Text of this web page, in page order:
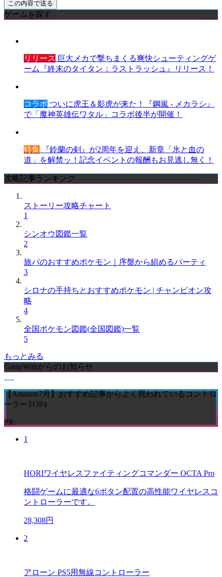
ゲームを探す
リリース 巨大メカで撃ちまくる爽快シューティングゲ
ーム『終末のタイタン：ラストラッシュ』リリース！
コラボ ついに虎王＆影虎が来た！『鋼嵐 - メカラシ』
で「魔神英雄伝ワタル」コラボ後半が開催！
特集 『鈴蘭の剣』が2周年を迎え、新章「氷と血の
道」を解禁ッ！記念イベントの報酬もお見逃し無く！
攻略記事ランキング
ストーリー攻略チャート
1
シンオウ図鑑一覧
2
旅パのおすすめポケモン｜序盤から組めるパーティ
3
シロナの手持ちとおすすめポケモン | チャンピオン攻
略
4
全国ポケモン図鑑(全国図鑑)一覧
5
もっとみる
GameWithからのお知らせ
【Amazon7月】おすすめ記事からよく買われているコントロ
ーラーTOP4
PR
1
HORIワイヤレスファイティングコマンダー OCTA Pro
格闘ゲームに最適な6ボタン配置の高性能ワイヤレスコ
ントローラーです。
28,308円
2
アローン PS5用無線コントローラー